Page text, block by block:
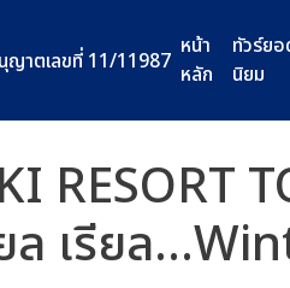
ญาตเลขที่ 11/11987
หน้า
หลัก
ทัวร์ย
นิยม
RESORT
ล เรียล